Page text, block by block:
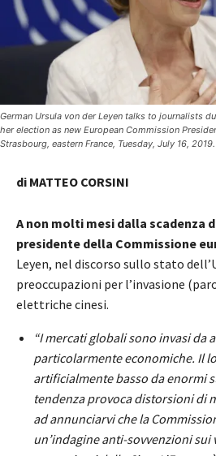
German Ursula von der Leyen talks to journalists
her election as new European Commission
Strasbourg, eastern France, Tuesday, July 16,
di MATTEO CORSINI
A non molti mesi dalla scadenza
presidente della Commissione
Leyen, nel discorso sullo stato
preoccupazioni per l’invasione
elettriche cinesi.
“I mercati globali sono invasi da
particolarmente economiche. Il
artificialmente basso da enormi
tendenza provoca distorsioni di
ad annunciarvi che la
un’indagine anti-sovvenzioni